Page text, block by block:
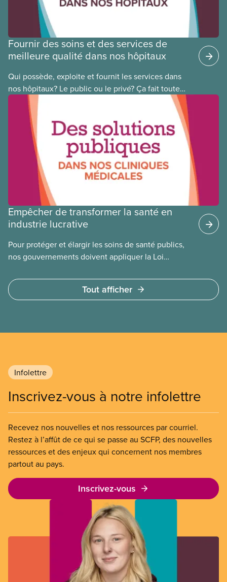
Fournir des soins et des services de
meilleure qualité dans nos hôpitaux
Qui possède, exploite et fournit les services dans
nos hôpitaux? Le public ou le privé? Ça fait toute
une différence. Un hôpital public coûte moins cher,
en donne plus et est voué à l’intérêt public.
Empêcher de transformer la santé en
industrie lucrative
Pour protéger et élargir les soins de santé publics,
nos gouvernements doivent appliquer la Loi
à des services privés à but lucratif. L’accès aux
soins doit dépendre des besoins médicaux, pas de
Tout afficher
Infolettre
Inscrivez-vous à notre infolettre
Recevez nos nouvelles et nos ressources par courriel.
Restez à l’affût de ce qui se passe au SCFP, des nouvelles
ressources et des enjeux qui concernent nos membres
partout au pays.
Inscrivez-vous